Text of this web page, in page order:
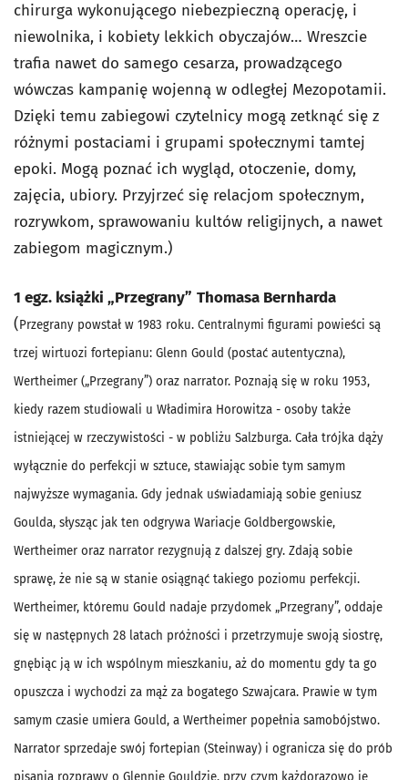
chirurga wykonującego niebezpieczną operację, i
niewolnika, i kobiety lekkich obyczajów… Wreszcie
trafia nawet do samego cesarza, prowadzącego
wówczas kampanię wojenną w odległej Mezopotamii.
Dzięki temu zabiegowi czytelnicy mogą zetknąć się z
różnymi postaciami i grupami społecznymi tamtej
epoki. Mogą poznać ich wygląd, otoczenie, domy,
zajęcia, ubiory. Przyjrzeć się relacjom społecznym,
rozrywkom, sprawowaniu kultów religijnych, a nawet
zabiegom magicznym.)
1 egz. książki „Przegrany” Thomasa Bernharda
(Przegrany powstał w 1983 roku. Centralnymi figurami powieści są
trzej wirtuozi fortepianu: Glenn Gould (postać autentyczna),
Wertheimer („Przegrany”) oraz narrator. Poznają się w roku 1953,
kiedy razem studiowali u Władimira Horowitza - osoby także
istniejącej w rzeczywistości - w pobliżu Salzburga. Cała trójka dąży
wyłącznie do perfekcji w sztuce, stawiając sobie tym samym
najwyższe wymagania. Gdy jednak uświadamiają sobie geniusz
Goulda, słysząc jak ten odgrywa Wariacje Goldbergowskie,
Wertheimer oraz narrator rezygnują z dalszej gry. Zdają sobie
sprawę, że nie są w stanie osiągnąć takiego poziomu perfekcji.
Wertheimer, któremu Gould nadaje przydomek „Przegrany”, oddaje
się w następnych 28 latach próżności i przetrzymuje swoją siostrę,
gnębiąc ją w ich wspólnym mieszkaniu, aż do momentu gdy ta go
opuszcza i wychodzi za mąż za bogatego Szwajcara. Prawie w tym
samym czasie umiera Gould, a Wertheimer popełnia samobójstwo.
Narrator sprzedaje swój fortepian (Steinway) i ogranicza się do prób